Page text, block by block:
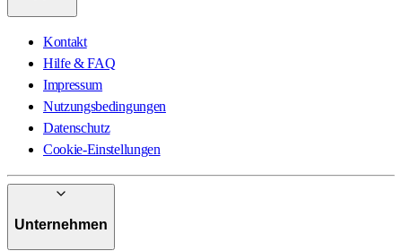
Kontakt
Hilfe & FAQ
Impressum
Nutzungsbedingungen
Datenschutz
Cookie-Einstellungen
Unternehmen